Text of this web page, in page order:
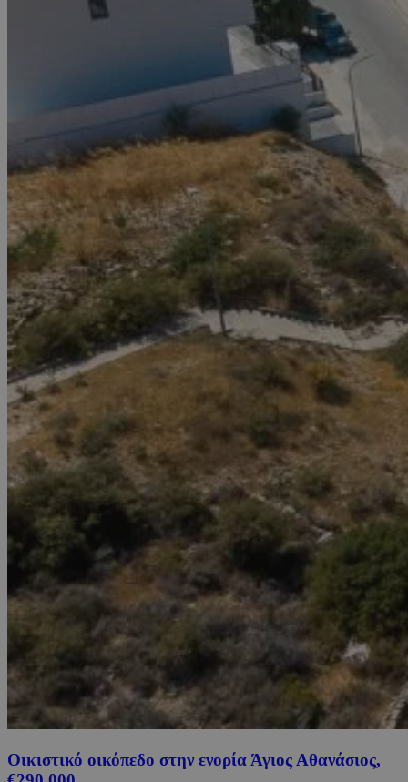
Οικιστικό οικόπεδο στην ενορία Άγιος Αθανάσιος,